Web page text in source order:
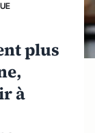
plus
à